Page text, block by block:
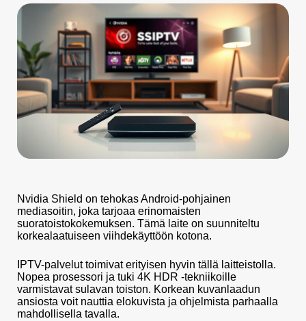
Nvidia Shield on tehokas Android-pohjainen
mediasoitin, joka tarjoaa erinomaisten
suoratoistokokemuksen. Tämä laite on suunniteltu
korkealaatuiseen viihdekäyttöön kotona.
IPTV-palvelut toimivat erityisen hyvin tällä laitteistolla.
Nopea prosessori ja tuki 4K HDR -tekniikoille
varmistavat sulavan toiston. Korkean kuvanlaadun
ansiosta voit nauttia elokuvista ja ohjelmista parhaalla
mahdollisella tavalla.